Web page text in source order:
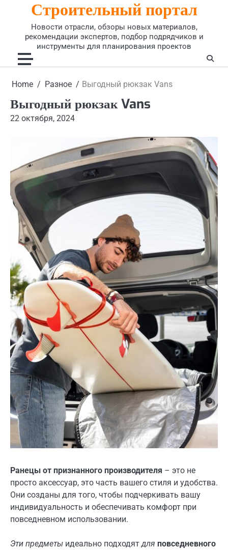
Строительный портал
Новости отрасли, обзоры новых материалов,
рекомендации экспертов, подбор подрядчиков и
инструменты для планирования проектов
Home Разное Выгодный рюкзак Vans
Выгодный рюкзак Vans
22 октября, 2024
Ранецы от признанного производителя – это не
просто аксессуар, это часть вашего стиля и удобства.
Они созданы для того, чтобы подчеркивать вашу
индивидуальность и обеспечивать комфорт при
повседневном использовании.
Эти предметы идеально подходят для повседневного